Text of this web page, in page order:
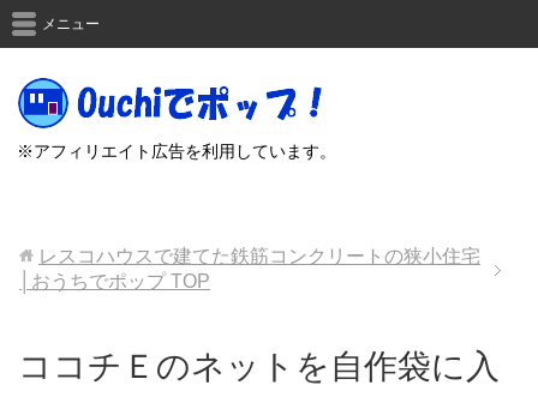
※アフィリエイト広告を利用しています。
メニュー
レスコハウスで建てた鉄筋コンクリートの狭小住宅
│おうちでポップTOP
ココチＥのネットを自作袋に入